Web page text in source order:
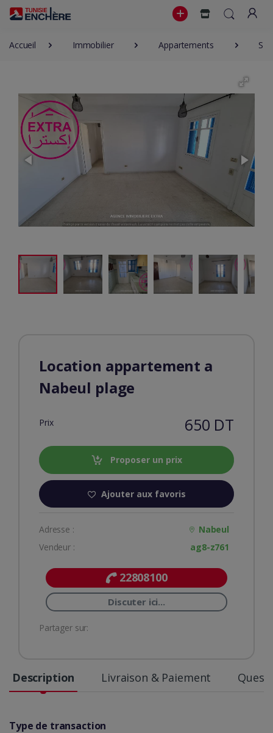
Accueil Immobilier Appartements S+2
Location appartement a
Nabeul plage
Prix 650 DT
Proposer un prix
Ajouter aux favoris
Adresse :
Nabeul
Vendeur :
ag8-z761
22808100
Discuter ici...
Partager sur:
Description Livraison & Paiement
Type de transaction